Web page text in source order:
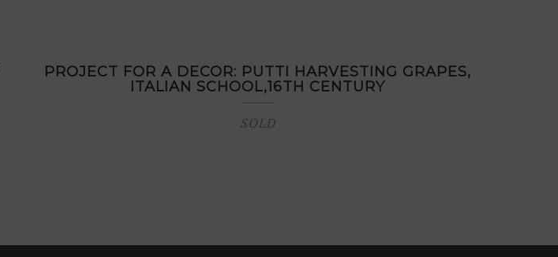
PROJECT FOR A DECOR: PUTTI HARVESTING GRAPES,
ITALIAN SCHOOL,16TH CENTURY
SOLD